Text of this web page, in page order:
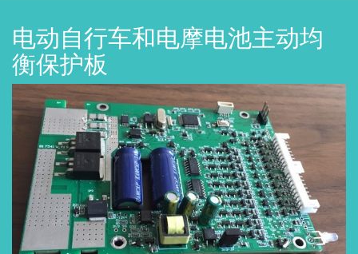
电动自行车和电摩电池主动均
衡保护板